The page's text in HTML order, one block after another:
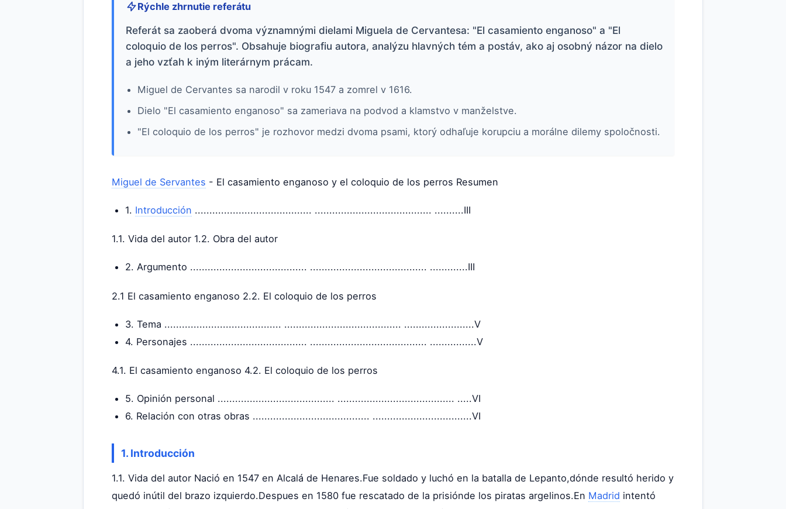
Rýchle zhrnutie referátu
Referát sa zaoberá dvoma významnými dielami Miguela de Cervantesa: "El casamiento enganoso" a "El
coloquio de los perros". Obsahuje biografiu autora, analýzu hlavných tém a postáv, ako aj osobný názor na dielo
a jeho vzťah k iným literárnym prácam.
Miguel de Cervantes sa narodil v roku 1547 a zomrel v 1616.
Dielo "El casamiento enganoso" sa zameriava na podvod a klamstvo v manželstve.
"El coloquio de los perros" je rozhovor medzi dvoma psami, ktorý odhaľuje korupciu a morálne dilemy spoločnosti.
Miguel de Servantes - El casamiento enganoso y el coloquio de los perros Resumen
1. Introducción ........................................ ........................................ ..........III
1.1. Vida del autor 1.2. Obra del autor
2. Argumento ........................................ ........................................ .............III
2.1 El casamiento enganoso 2.2. El coloquio de los perros
3. Tema ........................................ ........................................ ........................V
4. Personajes ........................................ ........................................ ................V
4.1. El casamiento enganoso 4.2. El coloquio de los perros
5. Opinión personal ........................................ ........................................ .....VI
6. Relación con otras obras ........................................ ..................................VI
1. Introducción
1.1. Vida del autor Nació en 1547 en Alcalá de Henares.Fue soldado y luchó en la batalla de Lepanto,dónde resultó herido y
quedó inútil del brazo izquierdo.Despues en 1580 fue rescatado de la prisiónde los piratas argelinos.En Madrid intentó